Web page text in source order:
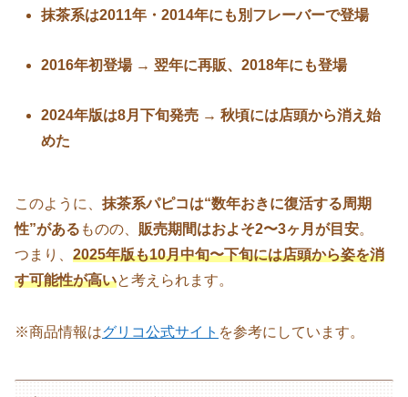
抹茶系は2011年・2014年にも別フレーバーで登場
2016年初登場 → 翌年に再販、2018年にも登場
2024年版は8月下旬発売 → 秋頃には店頭から消え始
めた
このように、 抹茶系パピコは“数年おきに復活する周期
性”がある ものの、 販売期間はおよそ2〜3ヶ月が目安。
つまり、 2025年版も10月中旬〜下旬には店頭から姿を消
す可能性が高いと考えられます。
※商品情報はグリコ公式サイト を参考にしています。